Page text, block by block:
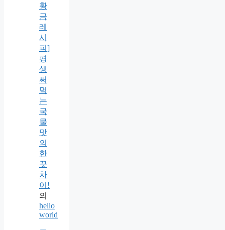
황
금
레
시
피]
평
생
써
먹
는
국
물
맛
의
한
끗
차
이!
의
hello
world